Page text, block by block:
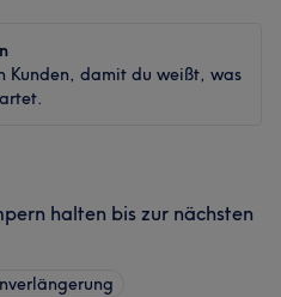
Kunden, damit du weißt, was
halten bis zur nächsten